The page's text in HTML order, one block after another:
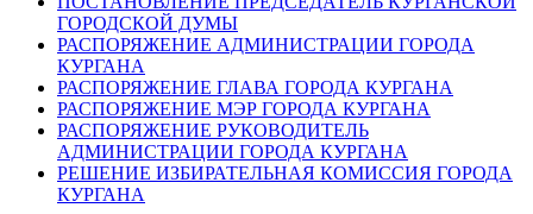
ГОРОДСКОЙ ДУМЫ
РАСПОРЯЖЕНИЕ АДМИНИСТРАЦИИ ГОРОДА
КУРГАНА
РАСПОРЯЖЕНИЕ ГЛАВА ГОРОДА КУРГАНА
РАСПОРЯЖЕНИЕ МЭР ГОРОДА КУРГАНА
РАСПОРЯЖЕНИЕ РУКОВОДИТЕЛЬ
АДМИНИСТРАЦИИ ГОРОДА КУРГАНА
РЕШЕНИЕ ИЗБИРАТЕЛЬНАЯ КОМИССИЯ ГОРОДА
КУРГАНА